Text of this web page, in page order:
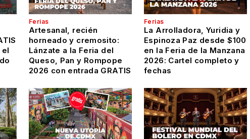
el
Ferias
Artesanal, recién
horneado y cremosito:
Lánzate a la Feria del
Queso, Pan y Rompope
2026 con entrada GRATIS
Ferias
La Arrolladora, Yuridia y
Espinoza Paz desde $100
en la Feria de la Manzana
2026: Cartel completo y
fechas